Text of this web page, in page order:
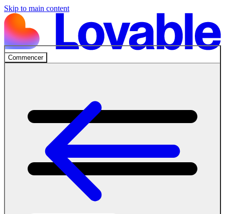
Skip to main content
Commencer